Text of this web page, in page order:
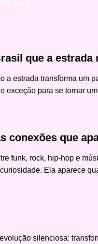
que a estrada
a estrada transforma um
exceção para se tornar
conexões que
funk, rock, hip-hop e
Ela aparece
silenciosa: